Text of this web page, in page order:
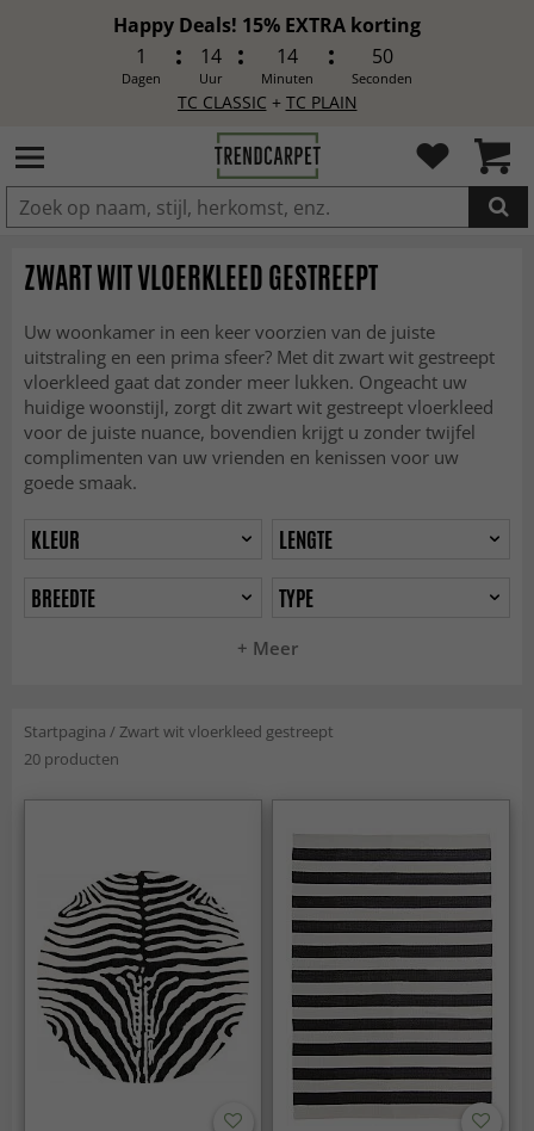
Happy Deals! 15% EXTRA korting
1
Dagen
14
Uur
14
Minuten
48
Seconden
TC CLASSIC + TC PLAIN
IN DE WINKELWAGEN GELEGD
ZWART WIT VLOERKLEED GESTREEPT
Uw woonkamer in een keer voorzien van de juiste
uitstraling en een prima sfeer? Met dit zwart wit gestreept
vloerkleed gaat dat zonder meer lukken. Ongeacht uw
huidige woonstijl, zorgt dit zwart wit gestreept vloerkleed
voor de juiste nuance, bovendien krijgt u zonder twijfel
complimenten van uw vrienden en kenissen voor uw
goede smaak.
+ Meer
KLEUR
LENGTE
BREEDTE
TYPE
Startpagina /Zwart wit vloerkleed gestreept
20 producten